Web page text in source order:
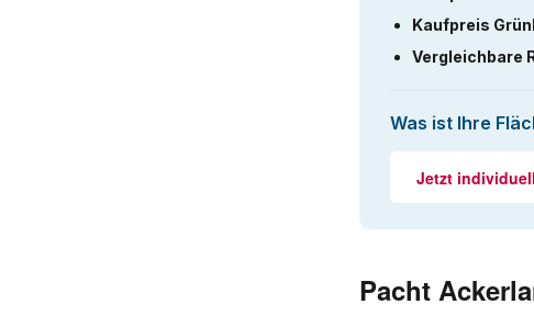
Kaufpreis
Vergleichbare
Was ist Ihre
Jetzt
Pacht